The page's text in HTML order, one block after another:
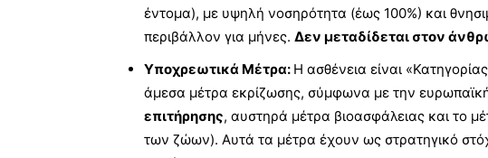
έντομα), με υψηλή νοσηρότητα (έως 100%) και
περιβάλλον για μήνες. Δεν μεταδίδεται στον
Υποχρεωτικά Μέτρα: Η ασθένεια είναι
άμεσα μέτρα εκρίζωσης, σύμφωνα με την
επιτήρησης, αυστηρά μέτρα βιοασφάλειας και το
των ζώων). Αυτά τα μέτρα έχουν ως στρατηγικό